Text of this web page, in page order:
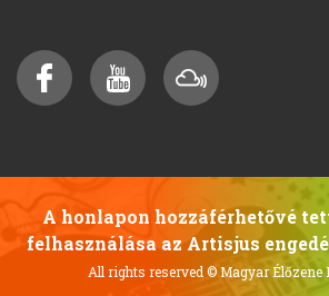
A honlapon hozzáférhetővé
felhasználása az Artisjus
All rights reserved© Magyar Élőzene